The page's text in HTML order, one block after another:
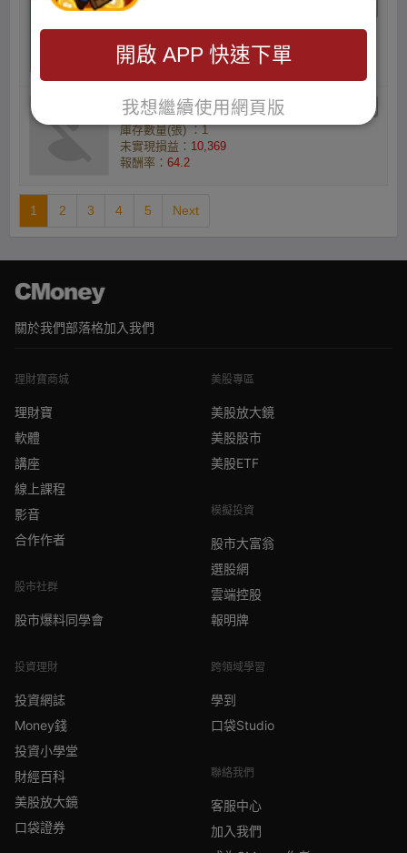
深呼吸的股市阿土伯
庫存數量(張) ：4
未實現損益：85,133
報酬率：72.76
千的小資族
庫存數量(張) ：1
未實現損益： 10,369
報酬率： 64.2
1 2 3 4 5 Next
關於我們部落格加入我們
理財寶商城
理財寶
軟體
講座
線上課程
影音
合作作者
股市社群
股市爆料同學會
投資理財
投資網誌
Money錢
投資小學堂
財經百科
美股放大鏡
口袋證券
美股專區
美股放大鏡
美股股市
美股ETF
模擬投資
股市大富翁
選股網
雲端控股
報明牌
跨領域學習
學到
口袋Studio
聯絡我們
客服中心
加入我們
開啟 APP 快速下單
我想繼續使用網頁版